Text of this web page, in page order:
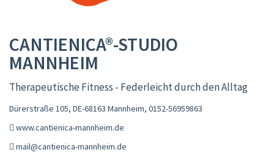
CANTIENICA®-STUDIO
MANNHEIM
Therapeutische Fitness - Federleicht durch den Alltag
Dürerstraße 105, DE-68163 Mannheim, 0152-56959863
www.cantienica-mannheim.de
mail@cantienica-mannheim.de